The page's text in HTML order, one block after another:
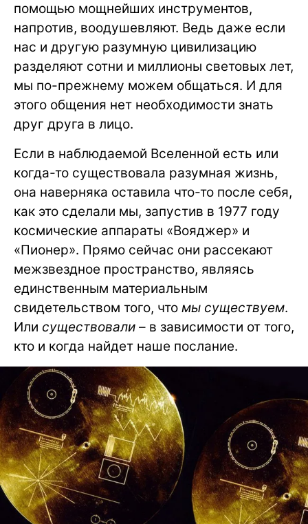
помощью мощнейших инструментов,
напротив, воодушевляют. Ведь даже если
нас и другую разумную цивилизацию
разделяют сотни и миллионы световых лет,
мы по-прежнему можем общаться. И для
этого общения нет необходимости знать
друг друга в лицо.
Если в наблюдаемой Вселенной есть или
когда-то существовала разумная жизнь,
она наверняка оставила что-то после себя,
как это сделали мы, запустив в 1977 году
космические аппараты «Вояджер» и
«Пионер». Прямо сейчас они рассекают
межзвездное пространство, являясь
единственным материальным
свидетельством того, что мы существуем.
Или существовали – в зависимости от того,
кто и когда найдет наше послание.